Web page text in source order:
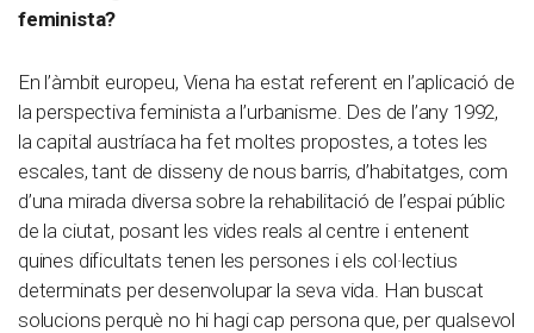
feminista?
En l’àmbit europeu, Viena ha estat referent en l’aplicació de
la perspectiva feminista a l’urbanisme. Des de l’any 1992,
la capital austríaca ha fet moltes propostes, a totes les
escales, tant de disseny de nous barris, d’habitatges, com
d’una mirada diversa sobre la rehabilitació de l’espai públic
de la ciutat, posant les vides reals al centre i entenent
quines dificultats tenen les persones i els col·lectius
determinats per desenvolupar la seva vida. Han buscat
solucions perquè no hi hagi cap persona que, per qualsevol